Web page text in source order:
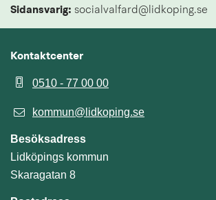
Sidansvarig: socialvalfard@lidkoping.se
Kontaktcenter
0510 - 77 00 00
kommun@lidkoping.se
Besöksadress
Lidköpings kommun
Skaragatan 8